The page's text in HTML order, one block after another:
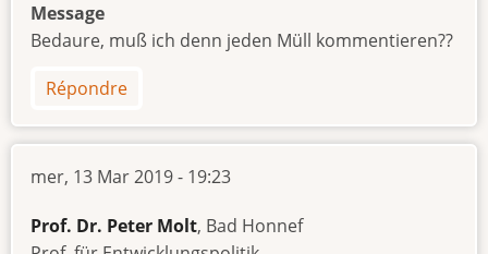
Message
Bedaure, muß ich denn jeden Müll kommentieren??
Répondre
mer, 13 Mar 2019 - 19:23
Prof. Dr. Peter Molt, Bad Honnef